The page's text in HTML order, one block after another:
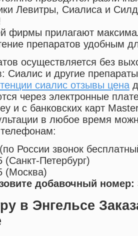
Левитры, Сиалиса и
фирмы прилагают
препаратов удобным
осуществляется без
Сиалис и другие
сиалис отзывы цена
через электронные
и с банковских карт
в любое время
(по России звонок
(Санкт-Петербург)
(Москва)
добавочный номер:
в Энгельсе